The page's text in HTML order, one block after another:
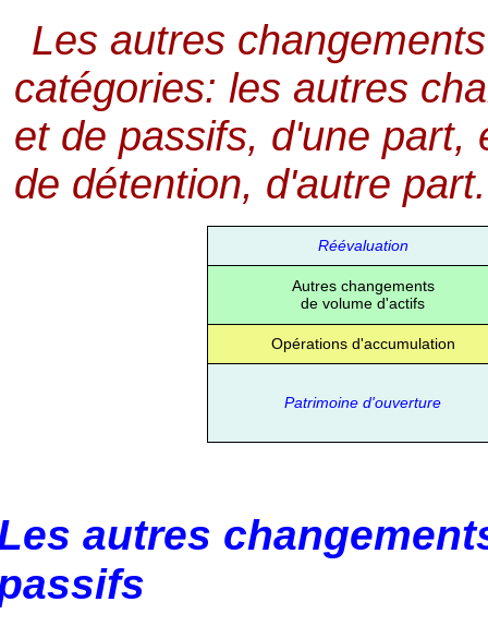
Les autres
catégories: les autres
et de passifs, d'une part,
de détention, d'autre part.
Réévaluation
Autres changements
de volume d'actifs
Opérations d'accumulation
Patrimoine d'ouverture
autres